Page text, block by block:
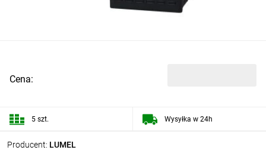
Producent: LUMEL
Cena:
5 szt. Wysyłka w 24h